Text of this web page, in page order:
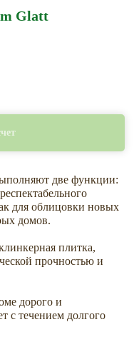
Glatt
две функции:
для облицовки новых
домов.
плитка,
прочностью и
дорого и
с течением долгого